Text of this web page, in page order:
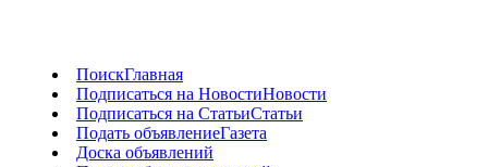
ПоискГлавная
Подписаться на НовостиНовости
Подписаться на СтатьиСтатьи
Подать объявлениеГазета
Доска объявлений